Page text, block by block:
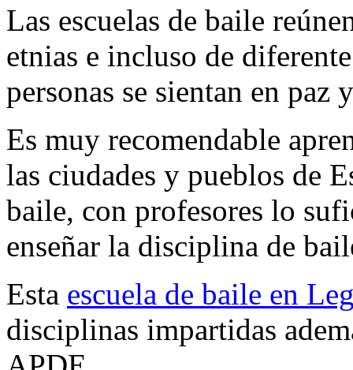
Las escuelas de baile
etnias e incluso de
personas se sientan en paz
Es muy recomendable
las ciudades y pueblos de
baile, con profesores lo
enseñar la disciplina de
Esta escuela de baile en
disciplinas impartidas